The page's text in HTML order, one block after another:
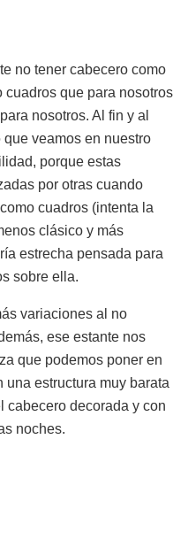
no tener cabecero como
que para nosotros
nosotros. Al fin y al
veamos en nuestro
porque estas
por otras cuando
cuadros (intenta la
clásico y más
estrecha pensada para
sobre ella.
variaciones al no
ese estante nos
que podemos poner en
estructura muy barata
cabecero decorada y con
noches.